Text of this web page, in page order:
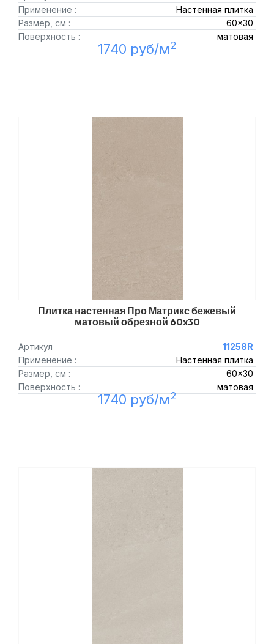
Применение :
Настенная плитка
Размер, см :
60x30
Поверхность :
матовая
1740 руб/м2
Плитка настенная Про Матрикс бежевый
матовый обрезной 60x30
Артикул
11258R
Применение :
Настенная плитка
Размер, см :
60x30
Поверхность :
матовая
1740 руб/м2